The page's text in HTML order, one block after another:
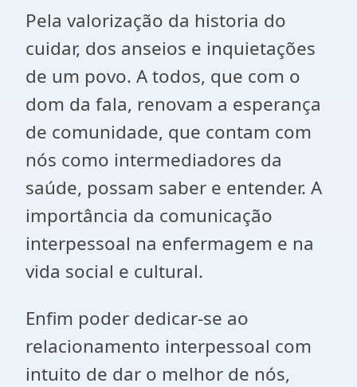
Pela valorização da historia do
cuidar, dos anseios e inquietações
de um povo. A todos, que com o
dom da fala, renovam a esperança
de comunidade, que contam com
nós como intermediadores da
saúde, possam saber e entender. A
importância da comunicação
interpessoal na enfermagem e na
vida social e cultural.
Enfim poder dedicar-se ao
relacionamento interpessoal com
intuito de dar o melhor de nós,